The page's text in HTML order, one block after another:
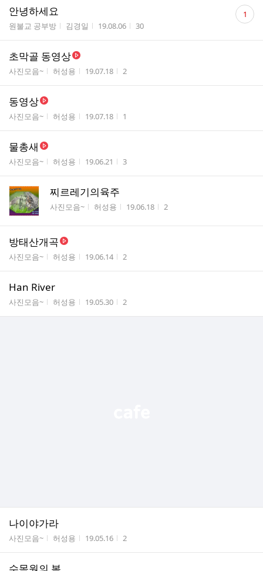
안녕하세요
게시판명
원불교 공부방 작성자
김경일 작성시간
19.08.06 조회수
30
댓
글 1
초막골 동영상
게시판명
사진모음~ 작성자
허성용 작성시간
19.07.18 조회수
2
동영상
게시판명
사진모음~ 작성자
허성용 작성시간
19.07.18 조회수
1
물총새
게시판명
사진모음~ 작성자
허성용 작성시간
19.06.21 조회수
3
찌르레기의육주
게시판명
사진모음~ 작성자
허성용 작성시간
19.06.18 조회수
2
방태산개곡
게시판명
사진모음~ 작성자
허성용 작성시간
19.06.14 조회수
2
Han River
게시판명
사진모음~ 작성자
허성용 작성시간
19.05.30 조회수
2
나이야가라
게시판명
사진모음~ 작성자
허성용 작성시간
19.05.16 조회수
2